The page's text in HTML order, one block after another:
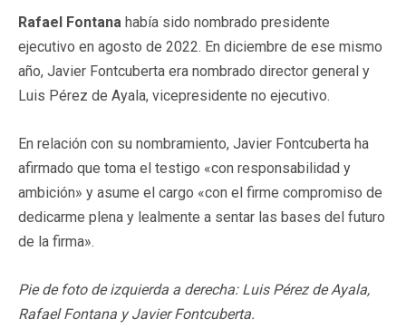
Rafael Fontana había sido nombrado presidente
ejecutivo en agosto de 2022. En diciembre de ese mismo
año, Javier Fontcuberta era nombrado director general y
Luis Pérez de Ayala, vicepresidente no ejecutivo.
En relación con su nombramiento, Javier Fontcuberta ha
afirmado que toma el testigo «con responsabilidad y
ambición» y asume el cargo «con el firme compromiso de
dedicarme plena y lealmente a sentar las bases del futuro
de la firma».
Pie de foto de izquierda a derecha: Luis Pérez de Ayala,
Rafael Fontana y Javier Fontcuberta.